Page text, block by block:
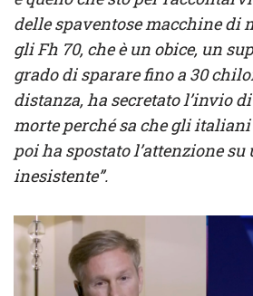
delle spaventose macchine di
gli Fh 70, che è un obice, un
grado di sparare fino a 30
distanza, ha secretato l’invio
morte perché sa che gli
poi ha spostato l’attenzione
inesistente”.